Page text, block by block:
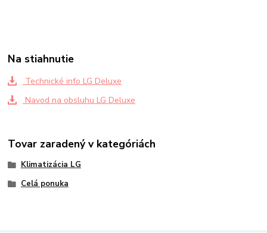
Na stiahnutie
Technické info LG Deluxe
Navod na obsluhu LG Deluxe
Tovar zaradený v kategóriách
Klimatizácia LG
Celá ponuka